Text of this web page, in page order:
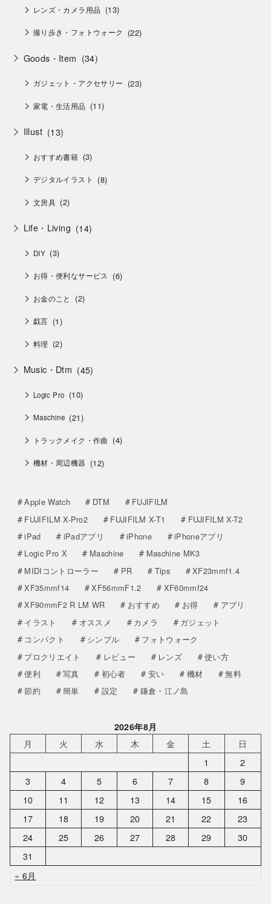
レンズ・カメラ用品 (13)
撮り歩き・フォトウォーク (22)
Goods・Item (34)
ガジェット・アクセサリー (23)
家電・生活用品 (11)
Illust (13)
おすすめ書籍 (3)
デジタルイラスト (8)
文房具 (2)
Life・Living (14)
DIY (3)
お得・便利なサービス (6)
お金のこと (2)
戯言 (1)
料理 (2)
Music・Dtm (45)
Logic Pro (10)
Maschine (21)
トラックメイク・作曲 (4)
機材・周辺機器 (12)
Apple Watch DTM
FUJIFILM
FUJIFILM X-Pro2
FUJIFILM X-T1
FUJIFILM X-T2
iPad
iPadアプリ iPhone
iPhoneアプリ
Logic Pro X
Maschine
Maschine MK3
MIDIコントローラー
PR Tips
XF23mmf1.4
XF35mmf14
XF56mmF1.2
XF60mmf24
XF90mmF2 R LM WR
おすすめ お得
アプリ
イラスト
オススメ カメラ
ガジェット
コンパクト
シンプル
フォトウォーク
プロクリエイト
レビュー レンズ
使い方
便利
写真 初心者 安い 機材
無料
節約
簡単 設定 鎌倉・江ノ島
2026年8月
月 火 水 木 金 土
日
1
2
3
4 5 6 7 8
9
10
11 12 13 14 15
16
17
18 19 20 21 22
23
24
25 26 27 28 29
30
31
« 6月